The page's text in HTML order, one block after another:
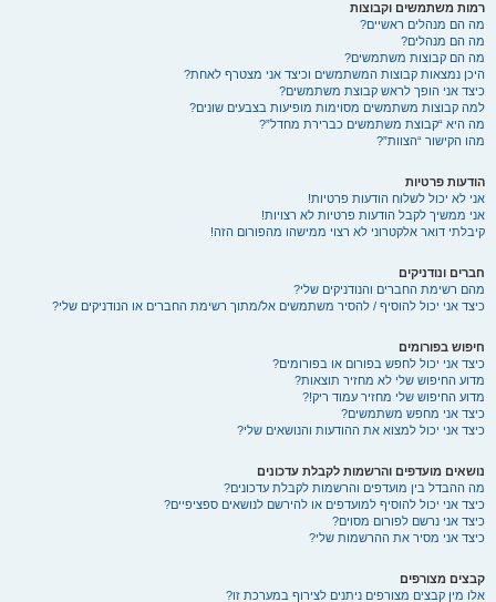
רמות משתמשים וקבוצות
מה הם מנהלים ראשיים?
מה הם מנהלים?
מה הם קבוצות משתמשים?
היכן נמצאות קבוצות המשתמשים וכיצד אני מצטרף לאחת?
כיצד אני הופך לראש קבוצת משתמשים?
למה קבוצות משתמשים מסוימות מופיעות בצבעים שונים?
מה היא “קבוצת משתמשים כברירת מחדל”?
מהו הקישור “הצוות”?
הודעות פרטיות
אני לא יכול לשלוח הודעות פרטיות!
אני ממשיך לקבל הודעות פרטיות לא רצויות!
קיבלתי דואר אלקטרוני לא רצוי ממישהו מהפורום הזה!
חברים ונודניקים
מהם רשימת החברים והנודניקים שלי?
כיצד אני יכול להוסיף / להסיר משתמשים אל/מתוך רשימת החברים או הנודניקים שלי?
חיפוש בפורומים
כיצד אני יכול לחפש בפורום או בפורומים?
מדוע החיפוש שלי לא מחזיר תוצאות?
מדוע החיפוש שלי מחזיר עמוד ריק!?
כיצד אני מחפש משתמשים?
כיצד אני יכול למצוא את ההודעות והנושאים שלי?
נושאים מועדפים והרשמות לקבלת עדכונים
מה ההבדל בין מועדפים והרשמות לקבלת עדכונים?
כיצד אני יכול להוסיף למועדפים או להירשם לנושאים ספציפיים?
כיצד אני נרשם לפורום מסוים?
כיצד אני מסיר את ההרשמות שלי?
קבצים מצורפים
אלו מין קבצים מצורפים ניתנים לצירוף במערכת זו?